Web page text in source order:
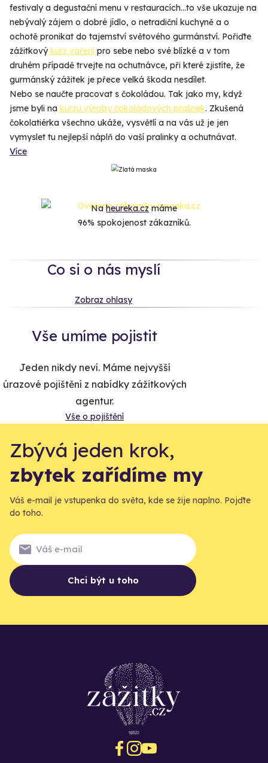
festivaly a degustační menu v restauracích...to vše ukazuje na
nebývalý zájem o dobré jídlo, o netradiční kuchyně a o
ochotě pronikat do tajemství světového gurmánství. Pořiďte
zážitkový kurz vaření pro sebe nebo své blízké a v tom
druhém případě trvejte na ochutnávce, při které zjistíte, že
gurmánský zážitek je přece velká škoda nesdílet.
Nebo se naučte pracovat s čokoládou. Tak jako my, když
jsme byli na kurzu výroby čokoládových pralinek. Zkušená
čokolatiérka všechno ukáže, vysvětlí a na vás už je jen
vymyslet tu nejlepší náplň do vaší pralinky a ochutnávat.
Více
Naheureka.czmáme
96% spokojenost zákazníků.
Co si o nás myslí
Zobraz ohlasy
Vše umíme pojistit
Jeden nikdy neví. Máme nejvyšší
úrazové pojištění z nabídky zážitkových
agentur.
Vše o pojištění
Zbývá jeden krok,
zbytek zařídíme my
Váš e-mail je vstupenka do světa, kde se žije naplno. Pojďte
do toho.
Chci být u toho